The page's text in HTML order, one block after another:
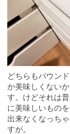
どちらもパウン
か美味しくない
す。けどそれは
に美味しいもの
出来なくなっち
すが。